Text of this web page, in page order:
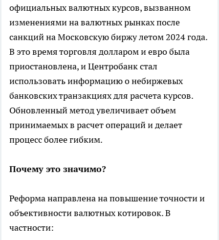
официальных валютных курсов, вызванном
изменениями на валютных рынках после
санкций на Московскую биржу летом 2024 года.
В это время торговля долларом и евро была
приостановлена, и Центробанк стал
использовать информацию о небиржевых
банковских транзакциях для расчета курсов.
Обновленный метод увеличивает объем
принимаемых в расчет операций и делает
процесс более гибким.
Почему это значимо?
Реформа направлена на повышение точности и
объективности валютных котировок. В
частности: